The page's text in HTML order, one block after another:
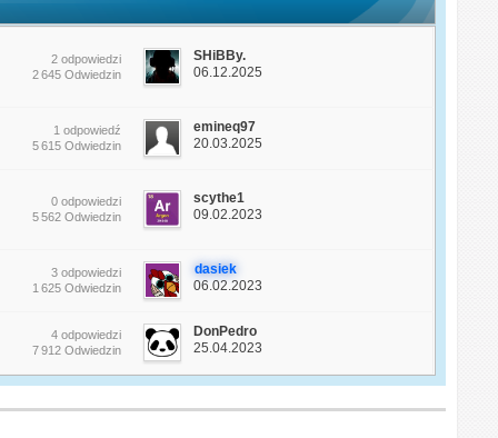
2 odpowiedzi
2 645 Odwiedzin
SHiBBy.
06.12.2025
1 odpowiedź
5 615 Odwiedzin
emineq97
20.03.2025
0 odpowiedzi
5 562 Odwiedzin
scythe1
09.02.2023
3 odpowiedzi
1 625 Odwiedzin
dasiek
06.02.2023
4 odpowiedzi
7 912 Odwiedzin
DonPedro
25.04.2023